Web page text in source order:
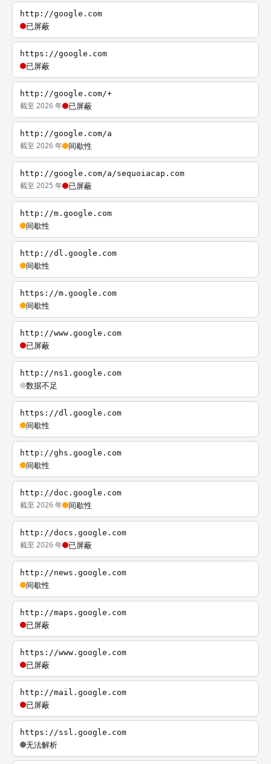
http://google.com
已屏蔽
https://google.com
已屏蔽
http://google.com/+
截至 2026 年 已屏蔽
http://google.com/a
截至 2026 年 间歇性
http://google.com/a/sequoiacap.com
截至 2025 年 已屏蔽
http://m.google.com
间歇性
http://dl.google.com
间歇性
https://m.google.com
间歇性
http://www.google.com
已屏蔽
http://ns1.google.com
数据不足
https://dl.google.com
间歇性
http://ghs.google.com
间歇性
http://doc.google.com
截至 2026 年 间歇性
http://docs.google.com
截至 2026 年 已屏蔽
http://news.google.com
间歇性
http://maps.google.com
已屏蔽
https://www.google.com
已屏蔽
http://mail.google.com
已屏蔽
https://ssl.google.com
无法解析